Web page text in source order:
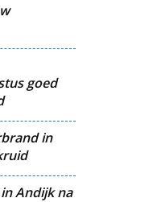
goed
in
Andijk na